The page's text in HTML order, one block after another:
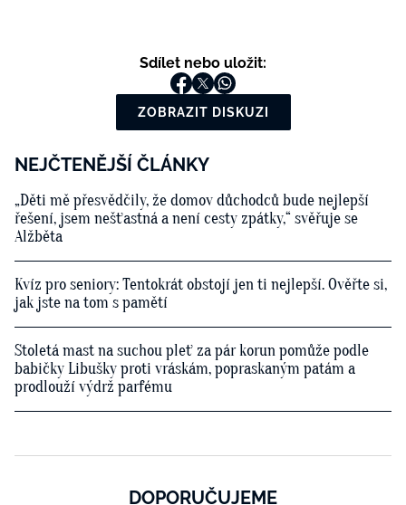
Sdílet nebo uložit:
ZOBRAZIT DISKUZI
NEJČTENĚJŠÍ ČLÁNKY
„Děti mě přesvědčily, že domov důchodců bude nejlepší
řešení, jsem nešťastná a není cesty zpátky,“ svěřuje se
Alžběta
Kvíz pro seniory: Tentokrát obstojí jen ti nejlepší. Ověřte si,
jak jste na tom s pamětí
Stoletá mast na suchou pleť za pár korun pomůže podle
babičky Libušky proti vráskám, popraskaným patám a
prodlouží výdrž parfému
DOPORUČUJEME